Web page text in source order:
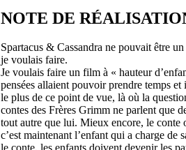
NOTE DE
Spartacus & Cassandra ne pouvait être
je voulais faire.
Je voulais faire un film à « hauteur
pensées allaient pouvoir prendre temps et
le plus de ce point de vue, là où la
contes des Frères Grimm ne parlent que
tout autre que lui. Mieux encore, le conte
c’est maintenant l’enfant qui a charge de